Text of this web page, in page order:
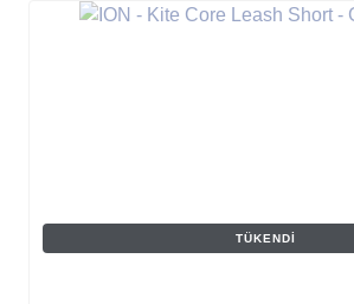
TÜKENDI